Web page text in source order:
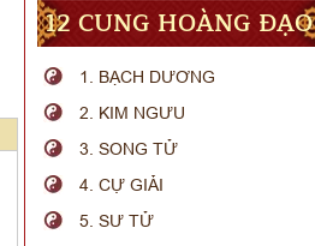
12 CUNG HOÀNG ĐẠO
1. BẠCH DƯƠNG
2. KIM NGƯU
3. SONG TỬ
4. CỰ GIẢI
5. SƯ TỬ